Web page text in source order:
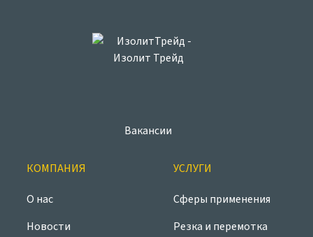
Вакансии
КОМПАНИЯ
О нас
Новости
УСЛУГИ
Сферы применения
Резка и перемотка